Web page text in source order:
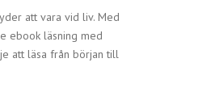
att vara vid liv. Med
ebook läsning med
att läsa från början till